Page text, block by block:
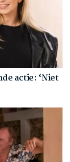
actie: ‘Niet